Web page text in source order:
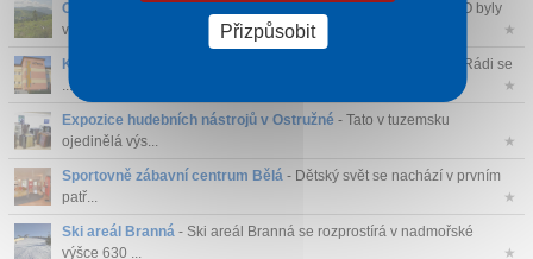
CHKO Jeseníky
- Rozloha Jeseníků činí 744 km2 a jako CHKO byly
vyhlášeny ...
★
Kulturní představení ve Střeše
- Máte rádi kulturu? Divadlo? Rádi se
...
★
Expozice hudebních nástrojů v Ostružné - Tato v tuzemsku
ojedinělá výs...
★
Sportovně zábavní centrum Bělá - Dětský svět se nachází v prvním
patř...
★
Ski areál Branná - Ski areál Branná se rozprostírá v nadmořské
výšce 630 ...
★
Přizpůsobit